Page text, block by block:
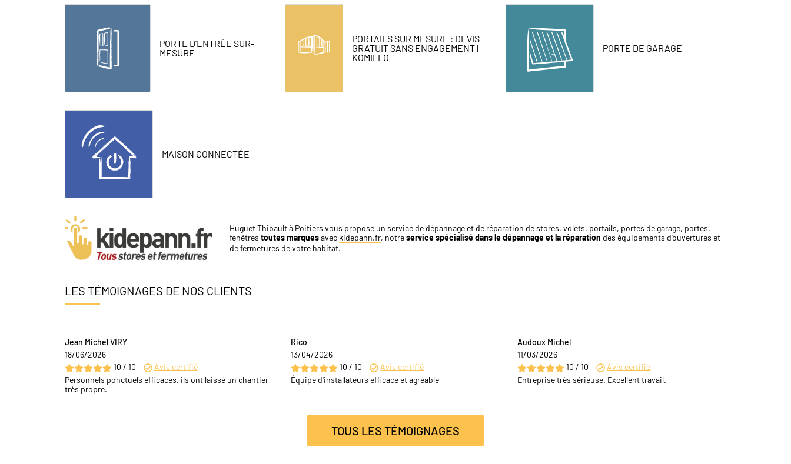
PORTE D'ENTRÉE SUR-
MESURE
PORTAILS SUR MESURE : DEVIS
GRATUIT SANS ENGAGEMENT |
KOMILFO
PORTE DE GARAGE
MAISON CONNECTÉE
Huguet Thibault à Poitiers vous propose un service de dépannage et de réparation de stores, volets, portails, portes de garage, portes,
fenêtres toutes marquesavec kidepann.fr, notreservice spécialisé dans le dépannage et la réparation des équipements d’ouvertures et
de fermetures de votre habitat.
LES TÉMOIGNAGES DE NOS CLIENTS
Jean Michel VIRY
18/06/2026
10 / 10
Avis certifié
Personnels ponctuels efficaces, ils ont laissé un chantier
très propre.
Rico
13/04/2026
10 / 10
Avis certifié
Équipe d'installateurs efficace et agréable
Audoux Michel
11/03/2026
10 / 10
Avis certifié
Entreprise très sérieuse. Excellent travail.
TOUS LES TÉMOIGNAGES